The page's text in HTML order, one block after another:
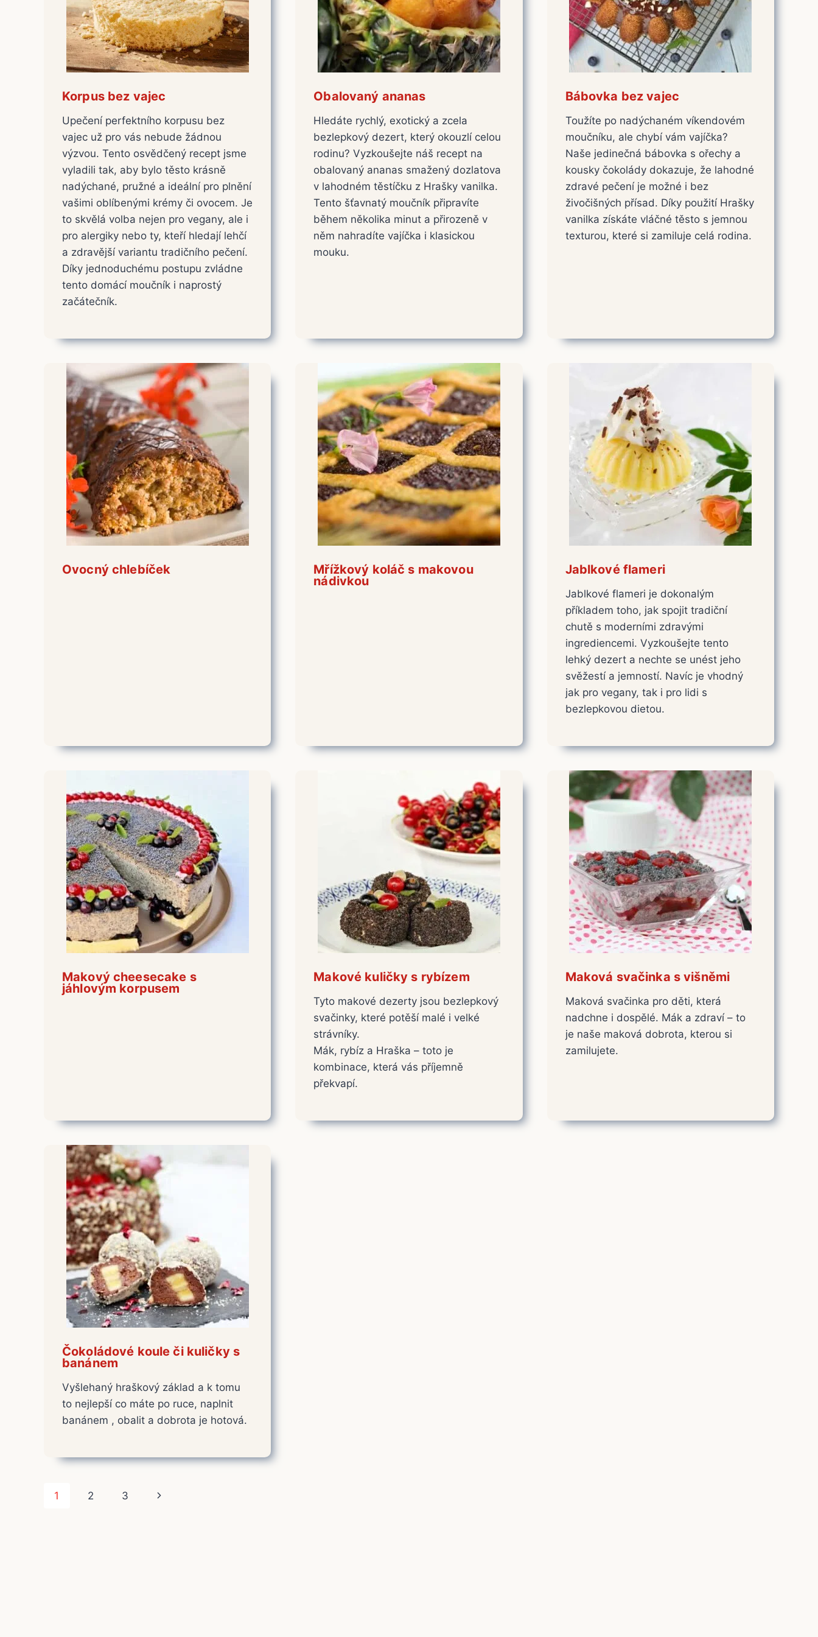
Korpus bez vajec
Upečení perfektního korpusu bez
vajec už pro vás nebude žádnou
výzvou. Tento osvědčený recept jsme
vyladili tak, aby bylo těsto krásně
nadýchané, pružné a ideální pro plnění
vašimi oblíbenými krémy či ovocem. Je
to skvělá volba nejen pro vegany, ale i
pro alergiky nebo ty, kteří hledají lehčí
a zdravější variantu tradičního pečení.
Díky jednoduchému postupu zvládne
tento domácí moučník i naprostý
začátečník.
Obalovaný ananas
Hledáte rychlý, exotický a zcela
bezlepkový dezert, který okouzlí celou
rodinu? Vyzkoušejte náš recept na
obalovaný ananas smažený dozlatova
v lahodném těstíčku z Hrašky vanilka.
Tento šťavnatý moučník připravíte
během několika minut a přirozeně v
něm nahradíte vajíčka i klasickou
mouku.
Bábovka bez vajec
Toužíte po nadýchaném víkendovém
moučníku, ale chybí vám vajíčka?
Naše jedinečná bábovka s ořechy a
kousky čokolády dokazuje, že lahodné
zdravé pečení je možné i bez
živočišných přísad. Díky použití Hrašky
vanilka získáte vláčné těsto s jemnou
texturou, které si zamiluje celá rodina.
Ovocný chlebíček Mřížkový koláč s makovou
nádivkou
Jablkové flameri
Jablkové flameri je dokonalým
příkladem toho, jak spojit tradiční
chutě s moderními zdravými
ingrediencemi. Vyzkoušejte tento
lehký dezert a nechte se unést jeho
svěžestí a jemností. Navíc je vhodný
jak pro vegany, tak i pro lidi s
bezlepkovou dietou.
Makový cheesecake s
jáhlovým korpusem
Makové kuličky s rybízem
Tyto makové dezerty jsou bezlepkový
svačinky, které potěší malé i velké
strávníky.
Mák, rybíz a Hraška – toto je
kombinace, která vás příjemně
překvapí.
Maková svačinka s višněmi
Maková svačinka pro děti, která
nadchne i dospělé. Mák a zdraví – to
je naše maková dobrota, kterou si
zamilujete.
Čokoládové koule či kuličky s
banánem
Vyšlehaný hraškový základ a k tomu
to nejlepší co máte po ruce, naplnit
banánem , obalit a dobrota je hotová.
Navigace
1 2 3
Další